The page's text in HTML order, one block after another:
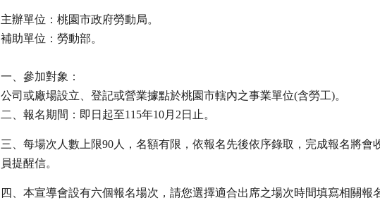
主辦單位：桃園市政府勞動局。
補助單位：勞動部。
一、參加對象：
公司或廠場設立、登記或營業據點於桃園市轄內之事業單位(含勞工)。
二、報名期間：即日起至115年10月2日止。
三、每場次人數上限90人，名額有限，依報名先後依序錄取，完成報名將
員提醒信。
四、本宣導會設有六個報名場次，請您選擇適合出席之場次時間填寫相關